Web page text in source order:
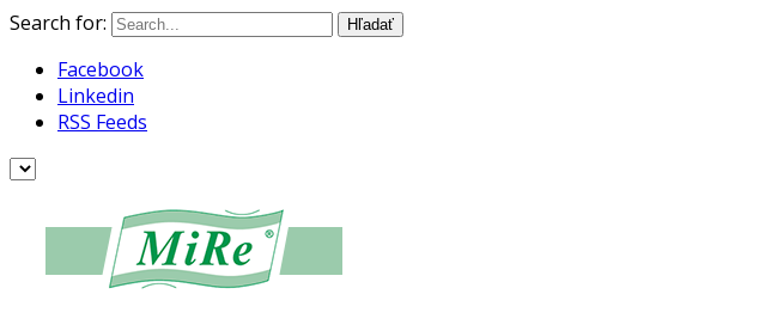
Search for:
Facebook
Linkedin
RSS Feeds